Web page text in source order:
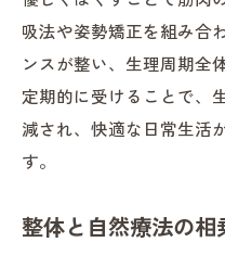
整体が心身の
生理痛軽減にお
施術後の心身状
健康維持に向
取り戻す道
吸法や姿勢矯正を組み合
ンスが整い、生理周期全
定期的に受けることで、
減され、快適な日常生活
す。
整体と自然療法の相